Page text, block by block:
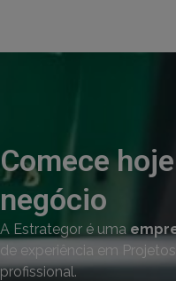
Comece
negócio
A Estrategor é uma
de experiência em
profissional.